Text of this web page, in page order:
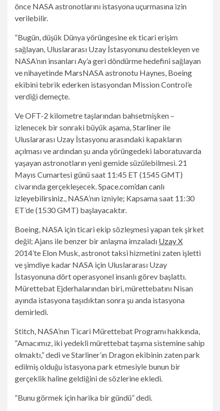
önce NASA astronotlarını istasyona uçurmasına izin
verilebilir.
“Bugün, düşük Dünya yörüngesine ek ticari erişim
sağlayan, Uluslararası Uzay İstasyonunu destekleyen ve
NASA’nın insanları Ay’a geri döndürme hedefini sağlayan
ve nihayetinde MarsNASA astronotu Haynes, Boeing
ekibini tebrik ederken istasyondan Mission Control’e
verdiği demeçte.
Ve OFT-2 kilometre taşlarından bahsetmişken –
izlenecek bir sonraki büyük aşama, Starliner ile
Uluslararası Uzay İstasyonu arasındaki kapakların
açılması ve ardından şu anda yörüngedeki laboratuvarda
yaşayan astronotların yeni gemide süzülebilmesi. 21
Mayıs Cumartesi günü saat 11:45 ET (1545 GMT)
civarında gerçekleşecek.Space.com’dan canlı
izleyebilirsiniz., NASA’nın izniyle; Kapsama saat 11:30
ET’de (1530 GMT) başlayacaktır.
Boeing, NASA için ticari ekip sözleşmesi yapan tek şirket
değil; Ajans ile benzer bir anlaşma imzaladı Uzay X
2014’te Elon Musk, astronot taksi hizmetini zaten işletti
ve şimdiye kadar NASA için Uluslararası Uzay
İstasyonuna dört operasyonel insanlı görev başlattı.
Mürettebat Ejderhalarından biri, mürettebatını Nisan
ayında istasyona taşıdıktan sonra şu anda istasyona
demirledi.
Stitch, NASA’nın Ticari Mürettebat Programı hakkında,
“Amacımız, iki yedekli mürettebat taşıma sistemine sahip
olmaktı,” dedi ve Starliner’ın Dragon ekibinin zaten park
edilmiş olduğu istasyona park etmesiyle bunun bir
gerçeklik haline geldiğini de sözlerine ekledi.
“Bunu görmek için harika bir gündü” dedi.